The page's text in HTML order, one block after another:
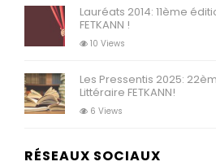
Lauréats 2014: 11ème
FETKANN !
10 Views
Les Pressentis 2025:
Littéraire FETKANN!
6 Views
RÉSEAUX SOCIAUX